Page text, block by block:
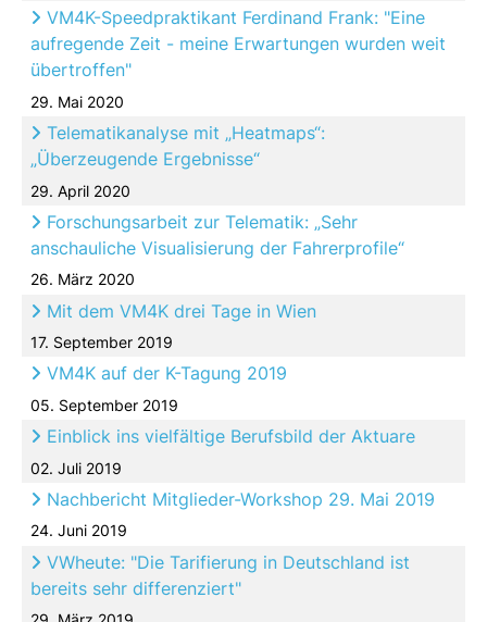
VM4K-Speedpraktikant Ferdinand Frank: "Eine
aufregende Zeit - meine Erwartungen wurden weit
übertroffen"
29. Mai 2020
Telematikanalyse mit „Heatmaps“:
„Überzeugende Ergebnisse“
29. April 2020
Forschungsarbeit zur Telematik: „Sehr
anschauliche Visualisierung der Fahrerprofile“
26. März 2020
Mit dem VM4K drei Tage in Wien
17. September 2019
VM4K auf der K-Tagung 2019
05. September 2019
Einblick ins vielfältige Berufsbild der Aktuare
02. Juli 2019
Nachbericht Mitglieder-Workshop 29. Mai 2019
24. Juni 2019
VWheute: "Die Tarifierung in Deutschland ist
bereits sehr differenziert"